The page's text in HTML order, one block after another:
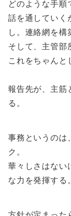
どのような手順
話を通していく
し。連絡網を構
そして、主管部
これをちゃんと
報告先が、主筋
る。
事務というのは
ク。
華々しさはない
な力を発揮する。